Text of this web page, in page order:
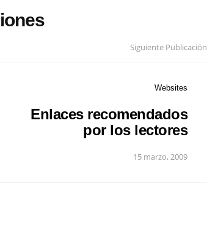
Siguiente Publicación
Websites
Enlaces recomendados
por los lectores
15 marzo, 2009